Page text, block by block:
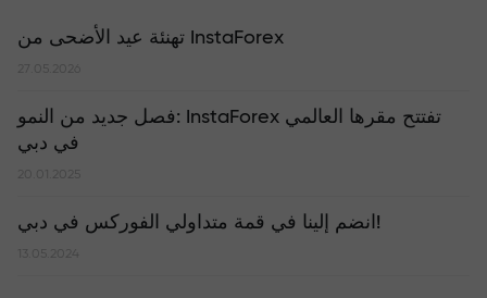
تهنئة عيد الأضحى من InstaForex
27.05.2026
​فصل جديد من النمو: InstaForex تفتتح مقرها العالمي
في دبي
20.01.2025
انضم إلينا في قمة متداولي الفوركس في دبي!
13.05.2024